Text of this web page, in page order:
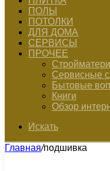
ПОЛЫ
ПОТОЛКИ
ДЛЯ ДОМА
СЕРВИСЫ
ПРОЧЕЕ
Сервисные
Бытовые
Книги
Обзор
Искать
Главная/подшивка